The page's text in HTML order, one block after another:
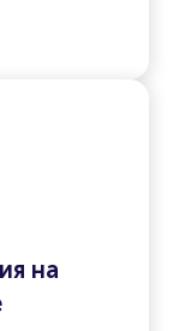
на